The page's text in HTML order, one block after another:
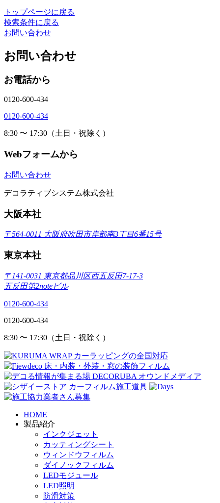
トップページに戻る
検索条件に戻る
お問い合わせ
お問い合わせ
お電話から
0120-600-434
0120-600-434
8:30 〜 17:30（土日・祝除く）
Webフォームから
お問い合わせ
デコラティブシステム株式会社
大阪本社
〒564-0011 大阪府吹田市岸部南3丁目6番15号
東京本社
〒141-0031 東京都品川区西五反田7-17-3
五反田第2noteビル
0120-600-434
0120-600-434
8:30 〜 17:30（土日・祝除く）
HOME
製品紹介
インクジェット
カッティングシート
ウィンドウフィルム
ダイノックフィルム
LEDモジュール
LED照明
防滑対策